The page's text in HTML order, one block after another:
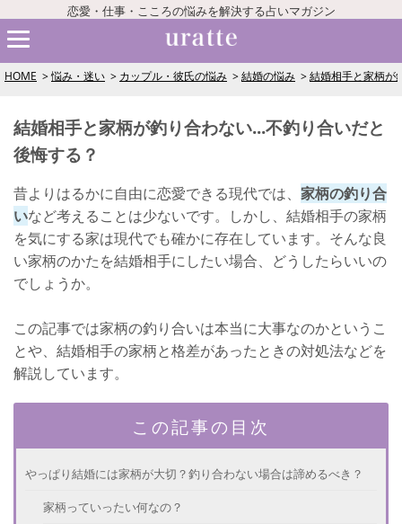
恋愛・仕事・こころの悩みを解決する占いマガジン
HOME 悩み・迷い カップル・彼氏の悩み 結婚の悩み 結婚相手と家柄が
結婚相手と家柄が釣り合わない...不釣り合いだと
後悔する？
昔よりはるかに自由に恋愛できる現代では、 家柄の釣り合
いなど考えることは少ないです。しかし、結婚相手の家柄
を気にする家は現代でも確かに存在しています。そんな良
い家柄のかたを結婚相手にしたい場合、どうしたらいいの
でしょうか。
この記事では家柄の釣り合いは本当に大事なのかというこ
とや、結婚相手の家柄と格差があったときの対処法などを
解説しています。
この記事の目次
やっぱり結婚には家柄が大切？釣り合わない場合は諦めるべき？
家柄っていったい何なの？